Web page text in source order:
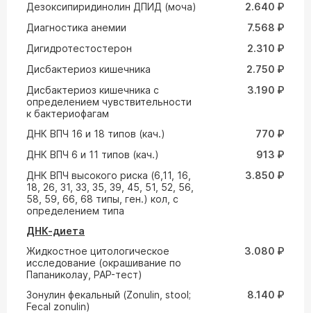
Дезоксипиридинолин ДПИД (моча)
2.640 ₽
Диагностика анемии
7.568 ₽
Дигидротестостерон
2.310 ₽
Дисбактериоз кишечника
2.750 ₽
Дисбактериоз кишечника с
определением чувствительности
к бактериофагам
3.190 ₽
ДНК ВПЧ 16 и 18 типов (кач.)
770 ₽
ДНК ВПЧ 6 и 11 типов (кач.)
913 ₽
ДНК ВПЧ высокого риска (6,11, 16,
18, 26, 31, 33, 35, 39, 45, 51, 52, 56,
58, 59, 66, 68 типы, ген.) кол, с
определением типа
3.850 ₽
ДНК-диета
Жидкостное цитологическое
исследование (окрашивание по
Папаниколау, PAP-тест)
3.080 ₽
Зонулин фекальный (Zonulin, stool;
Fecal zonulin)
8.140 ₽